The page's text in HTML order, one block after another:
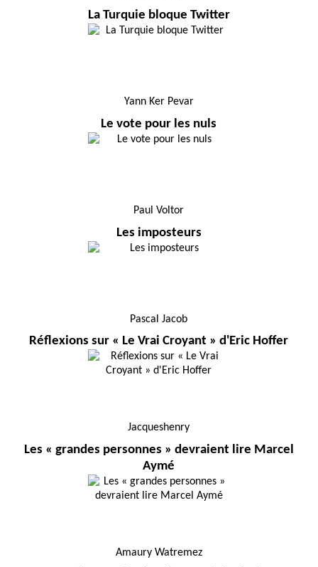
La Turquie bloque Twitter
Yann Ker Pevar
Le vote pour les nuls
Paul Voltor
Les imposteurs
Pascal Jacob
Réflexions sur « Le Vrai Croyant » d'Eric Hoffer
Jacqueshenry
Les « grandes personnes » devraient lire Marcel
Aymé
Amaury Watremez